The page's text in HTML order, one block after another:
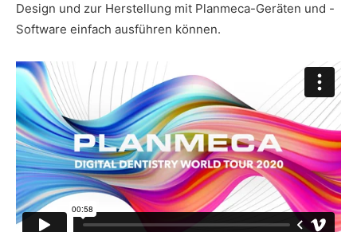
Design und zur Herstellung mit Planmeca-Geräten und -
Software einfach ausführen können.